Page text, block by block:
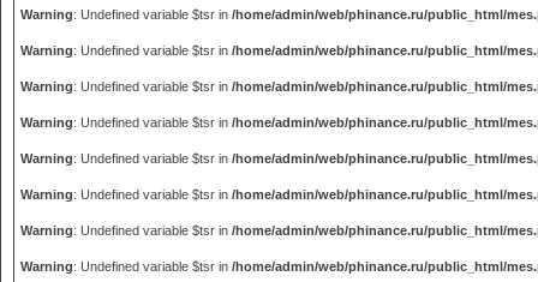
Warning: Undefined variable $tsr in /home/admin/web/phinance.ru/public_html/
Warning: Undefined variable $tsr in /home/admin/web/phinance.ru/public_html/
Warning: Undefined variable $tsr in /home/admin/web/phinance.ru/public_html/
Warning: Undefined variable $tsr in /home/admin/web/phinance.ru/public_html/
Warning: Undefined variable $tsr in /home/admin/web/phinance.ru/public_html/
Warning: Undefined variable $tsr in /home/admin/web/phinance.ru/public_html/
Warning: Undefined variable $tsr in /home/admin/web/phinance.ru/public_html/
Warning: Undefined variable $tsr in /home/admin/web/phinance.ru/public_html/